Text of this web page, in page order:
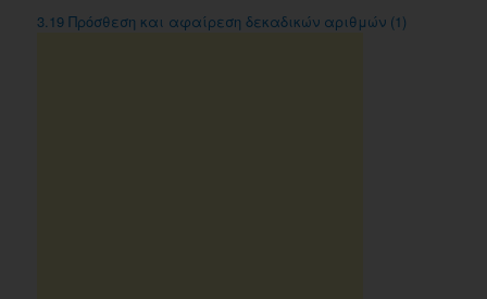
3.19 Πρόσθεση και αφαίρεση δεκαδικών αριθμών (1)